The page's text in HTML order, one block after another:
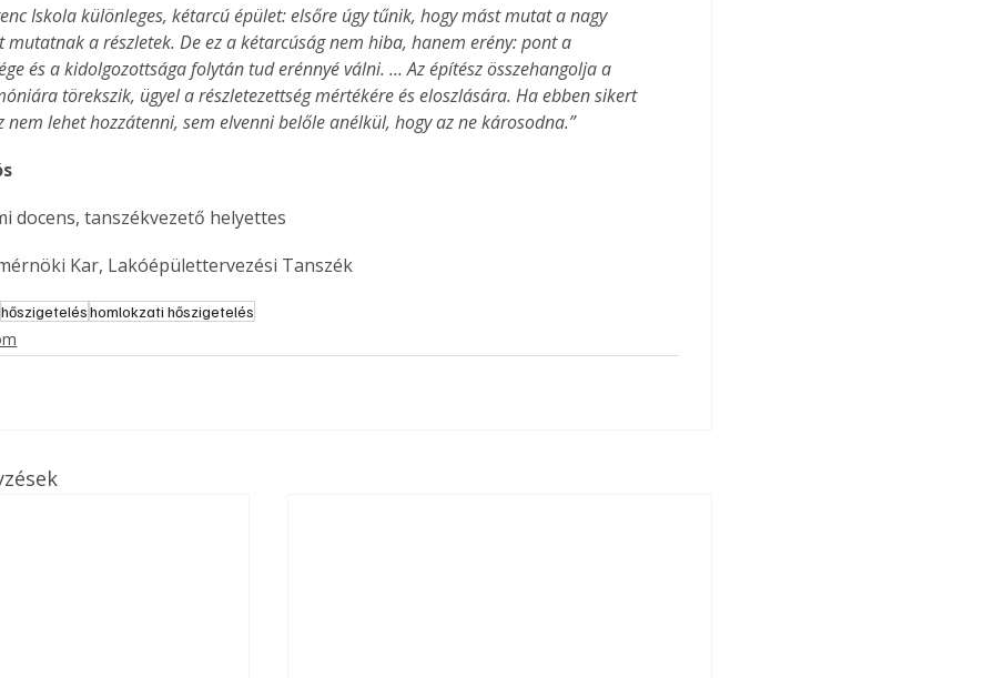
Iskola különleges, kétarcú épület: elsőre úgy tűnik, hogy mást mutat a nagy
mutatnak a részletek. De ez a kétarcúság nem hiba, hanem erény: pont a
és a kidolgozottsága folytán tud erénnyé válni. … Az építész összehangolja a
törekszik, ügyel a részletezettség mértékére és eloszlására. Ha ebben sikert
nem lehet hozzátenni, sem elvenni belőle anélkül, hogy az ne károsodna.”
docens, tanszékvezető helyettes
Kar, Lakóépülettervezési Tanszék
hőszigeteléshomlokzati hőszigetelés